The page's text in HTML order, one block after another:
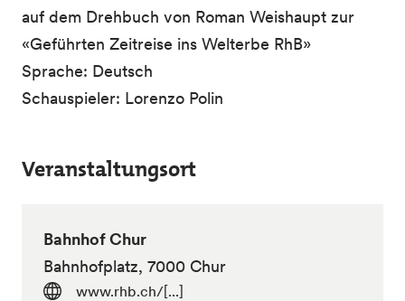
auf dem Drehbuch von Roman Weishaupt zur
«Geführten Zeitreise ins Welterbe RhB»
Sprache: Deutsch
Schauspieler: Lorenzo Polin
Veranstaltungsort
Bahnhof Chur
Bahnhofplatz, 7000 Chur
www.rhb.ch/[...]